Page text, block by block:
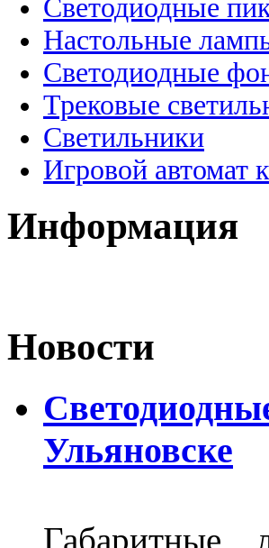
Светодиодные
Настольные
Светодиодные
Трековые
Светильники
Игровой автомат
Информация
Новости
Ульяновске
Габаритные